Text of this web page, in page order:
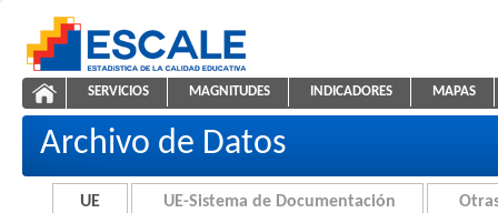
ESCALE - Unidad de Estadística Educativa
UE
NAVEGACIÓN
SERVICIOS MAGNITUDES INDICADORES MAPAS
Archivo de Datos
UE UE-Sistema de Documentación